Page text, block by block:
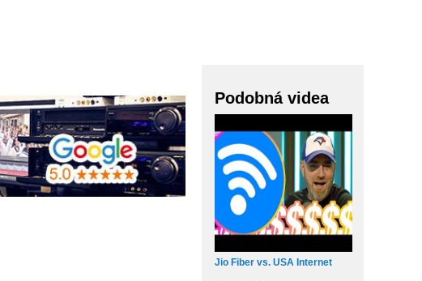
Podobná videa
Jio Fiber vs. USA Internet